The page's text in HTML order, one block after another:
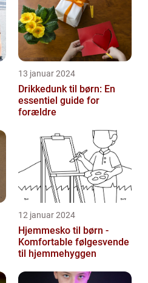
13 januar 2024
Drikkedunk til børn: En
essentiel guide for
forældre
12 januar 2024
Hjemmesko til børn -
Komfortable følgesvende
til hjemmehyggen